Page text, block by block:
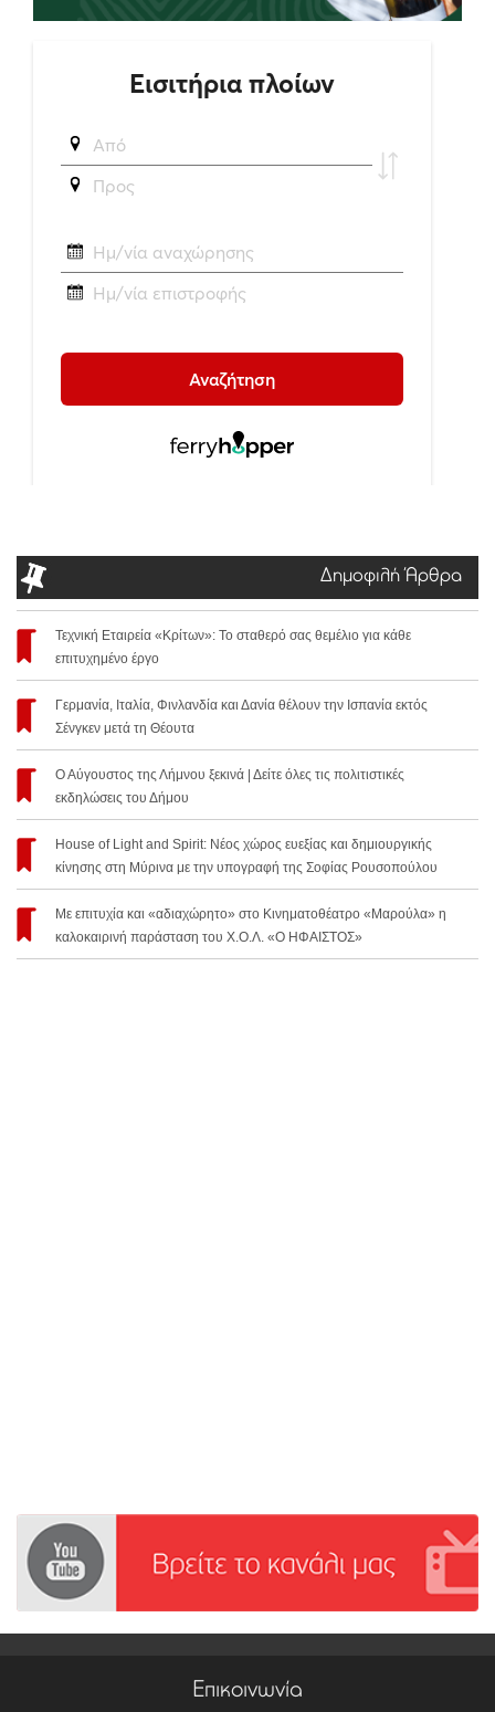
Δημοφιλή Άρθρα
Τεχνική Εταιρεία «Κρίτων»: Το σταθερό σας θεμέλιο για κάθε
επιτυχημένο έργο
Γερμανία, Ιταλία, Φινλανδία και Δανία θέλουν την Ισπανία εκτός
Σένγκεν μετά τη Θέουτα
Ο Αύγουστος της Λήμνου ξεκινά | Δείτε όλες τις πολιτιστικές
εκδηλώσεις του Δήμου
House of Light and Spirit: Νέος χώρος ευεξίας και δημιουργικής
κίνησης στη Μύρινα με την υπογραφή της Σοφίας Ρουσοπούλου
Με επιτυχία και «αδιαχώρητο» στο Κινηματοθέατρο «Μαρούλα» η
καλοκαιρινή παράσταση του Χ.Ο.Λ. «Ο ΗΦΑΙΣΤΟΣ»
Επικοινωνία